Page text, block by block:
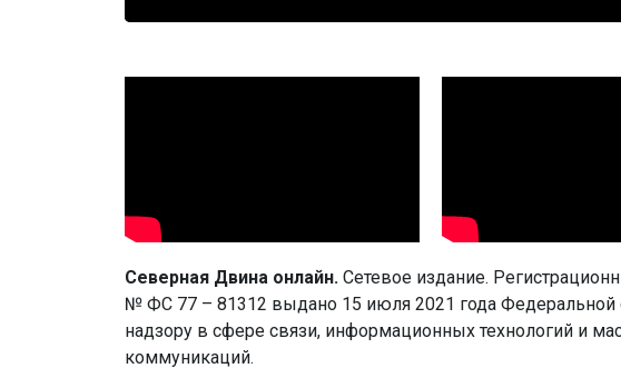
Северная Двина онлайн. Сетевое издание.
№ ФС 77 – 81312 выдано 15 июля 2021 года Федеральной
надзору в сфере связи, информационных технологий и
коммуникаций.